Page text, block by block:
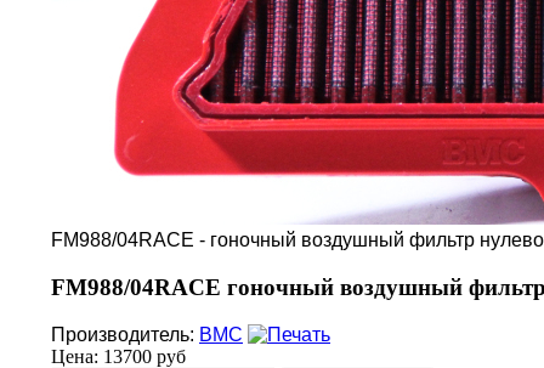
FM988/04RACE - гоночный воздушный фильтр
FM988/04RACE гоночный воздушный фильтр
Производитель: BMC
Цена: 13700 руб